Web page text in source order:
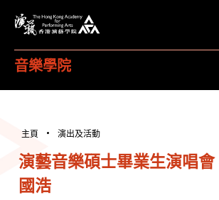
音樂學院
主頁 演出及活動
演藝音樂碩士畢業生演唱
國浩